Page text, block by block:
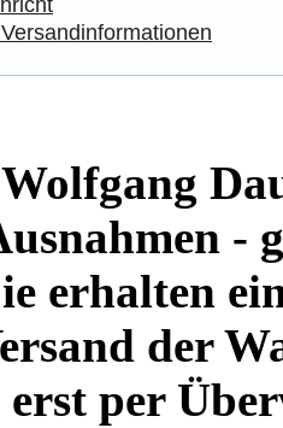
-
erhalten
der
per